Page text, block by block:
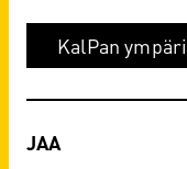
KalPan